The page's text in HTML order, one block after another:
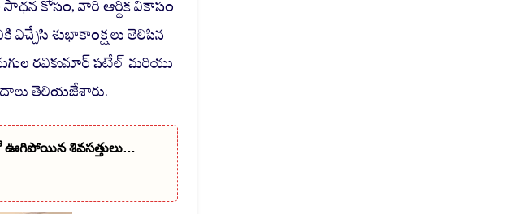
శుభాకాంక్షలు తెలిపిన
రవికుమార్ పటేల్ మరియు
తెలియజేశారు.
ఊగిపోయిన శివసత్తులు…